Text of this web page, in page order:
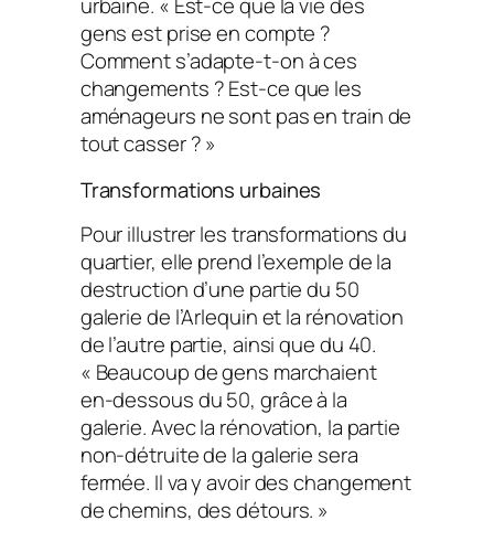
gens est prise en compte ?
Comment s’adapte-t-on à ces
changements ? Est-ce que les
aménageurs ne sont pas en train de
tout casser ? »
Transformations urbaines
Pour illustrer les transformations du
quartier, elle prend l’exemple de la
destruction d’une partie du 50
galerie de l’Arlequin et la rénovation
de l’autre partie, ainsi que du 40.
« Beaucoup de gens marchaient
en-dessous du 50, grâce à la
galerie. Avec la rénovation, la partie
non-détruite de la galerie sera
fermée. Il va y avoir des changement
de chemins, des détours. »